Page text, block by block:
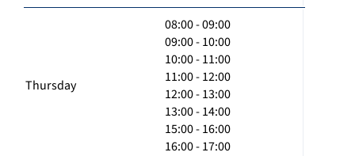
Thursday
08:00 - 09:00
09:00 - 10:00
10:00 - 11:00
11:00 - 12:00
12:00 - 13:00
13:00 - 14:00
15:00 - 16:00
16:00 - 17:00